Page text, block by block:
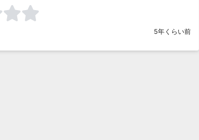
5年くらい前